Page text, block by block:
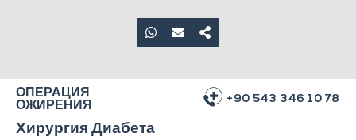
ОПЕРАЦИЯ
ОЖИРЕНИЯ
+90 543 346 10 78
Хирургия Диабета